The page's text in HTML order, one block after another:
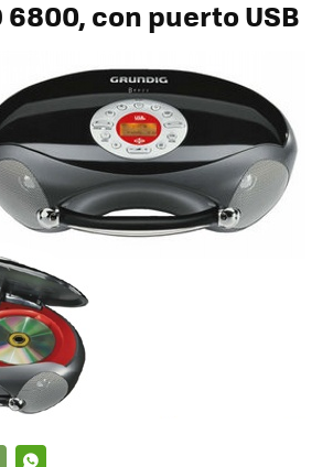
6800, con puerto USB